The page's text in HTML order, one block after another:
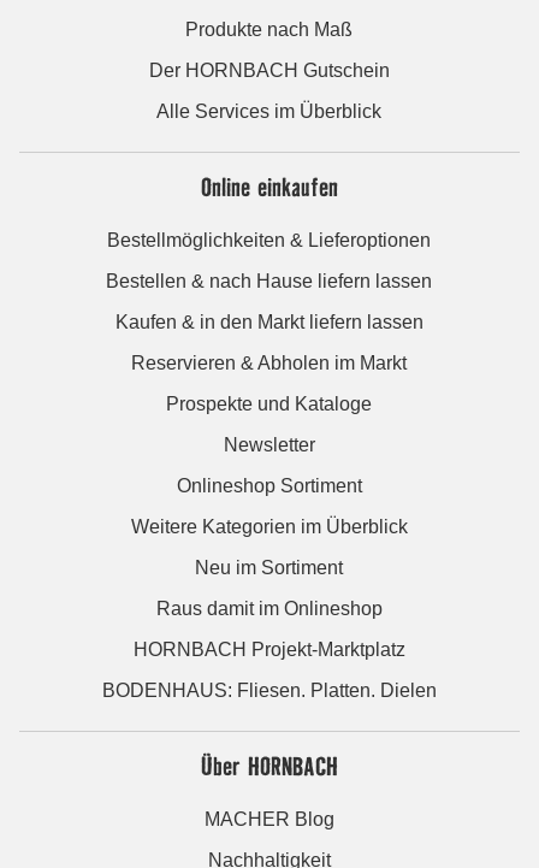
Produkte nach Maß
Der HORNBACH Gutschein
Alle Services im Überblick
Online einkaufen
Bestellmöglichkeiten & Lieferoptionen
Bestellen & nach Hause liefern lassen
Kaufen & in den Markt liefern lassen
Reservieren & Abholen im Markt
Prospekte und Kataloge
Newsletter
Onlineshop Sortiment
Weitere Kategorien im Überblick
Neu im Sortiment
Raus damit im Onlineshop
HORNBACH Projekt-Marktplatz
BODENHAUS: Fliesen. Platten. Dielen
Über HORNBACH
MACHER Blog
Nachhaltigkeit